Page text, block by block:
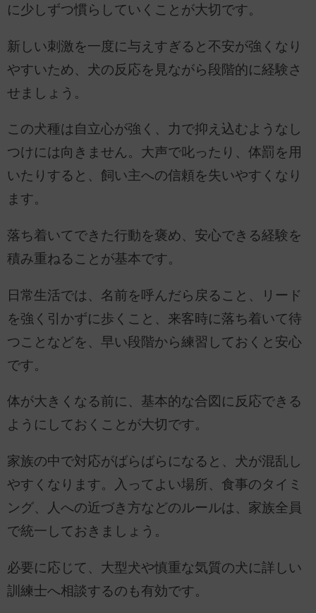
に少しずつ慣らしていくことが大切です。
新しい刺激を一度に与えすぎると不安が強くなり
やすいため、犬の反応を見ながら段階的に経験さ
せましょう。
この犬種は自立心が強く、力で抑え込むようなし
つけには向きません。大声で叱ったり、体罰を用
いたりすると、飼い主への信頼を失いやすくなり
ます。
落ち着いてできた行動を褒め、安心できる経験を
積み重ねることが基本です。
日常生活では、名前を呼んだら戻ること、リード
を強く引かずに歩くこと、来客時に落ち着いて待
つことなどを、早い段階から練習しておくと安心
です。
体が大きくなる前に、基本的な合図に反応できる
ようにしておくことが大切です。
家族の中で対応がばらばらになると、犬が混乱し
やすくなります。入ってよい場所、食事のタイミ
ング、人への近づき方などのルールは、家族全員
で統一しておきましょう。
必要に応じて、大型犬や慎重な気質の犬に詳しい
訓練士へ相談するのも有効です。